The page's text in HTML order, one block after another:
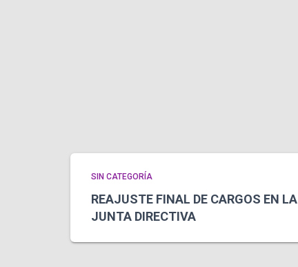
SIN CATEGORÍA
REAJUSTE FINAL DE CARGOS EN LA
JUNTA DIRECTIVA